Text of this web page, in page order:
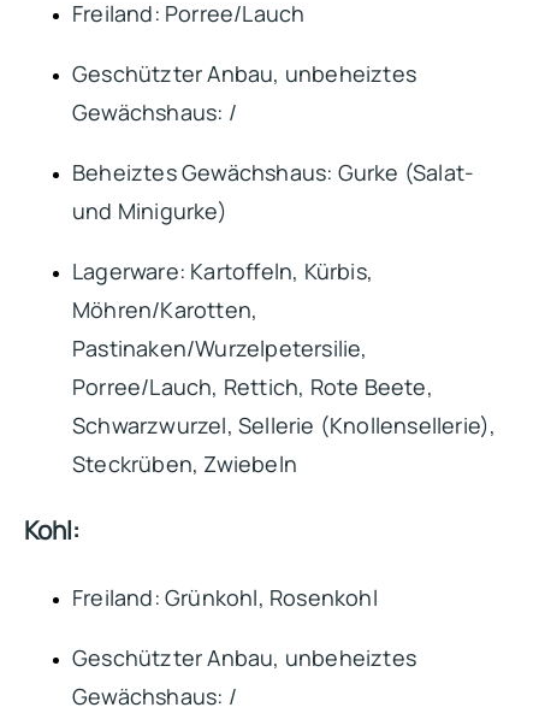
Freiland: Porree/Lauch
Geschützter Anbau, unbeheiztes
Gewächshaus: /
Beheiztes Gewächshaus: Gurke (Salat-
und Minigurke)
Lagerware: Kartoffeln, Kürbis,
Möhren/Karotten,
Pastinaken/Wurzelpetersilie,
Porree/Lauch, Rettich, Rote Beete,
Schwarzwurzel, Sellerie (Knollensellerie),
Steckrüben, Zwiebeln
Kohl:
Freiland: Grünkohl, Rosenkohl
Geschützter Anbau, unbeheiztes
Gewächshaus: /